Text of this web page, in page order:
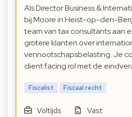
Als Director Business &
bij Moore in Heist-op-den-
team van tax consultants aan
grotere klanten over
vennootschapsbelasting. Je
client facing rol met de
Fiscalist Fiscaal recht
Voltijds
Vast